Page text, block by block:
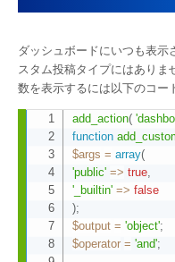
ダッシュボードにいつも表示
スタム投稿タイプにはありま
数を表示するには以下のコー
add_action(
function
$args = array(
'public' => true,
'_builtin' => false
);
$output = 'object';
$operator = 'and';